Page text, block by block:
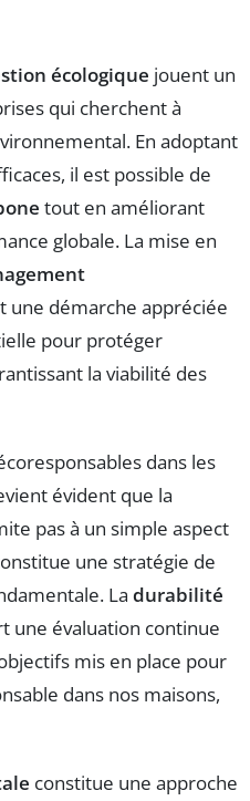
écologique jouent un
qui cherchent à
En adoptant
il est possible de
tout en améliorant
globale. La mise en
une démarche appréciée
pour protéger
la viabilité des
dans les
évident que la
pas à un simple aspect
une stratégie de
La durabilité
une évaluation continue
mis en place pour
dans nos maisons,
constitue une approche